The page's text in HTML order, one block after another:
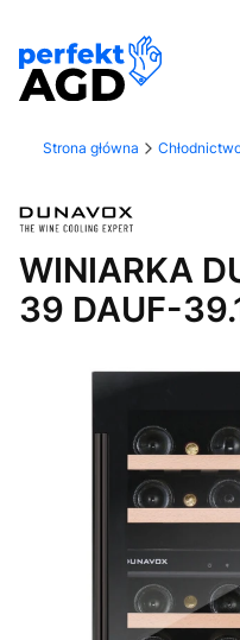
Strona główna
WINIARKA
39 DAUF-